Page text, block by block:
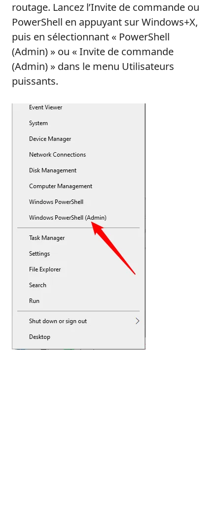
routage. Lancez l’Invite de commande ou
PowerShell en appuyant sur Windows+X,
puis en sélectionnant « PowerShell
(Admin) » ou « Invite de commande
(Admin) » dans le menu Utilisateurs
puissants.